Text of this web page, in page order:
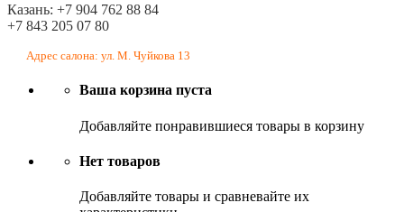
Казань: +7 904 762 88 84
+7 843 205 07 80
Адрес салона: ул. М. Чуйкова 13
Ваша корзина пуста
Добавляйте понравившиеся товары в корзину
Нет товаров
Добавляйте товары и сравневайте их